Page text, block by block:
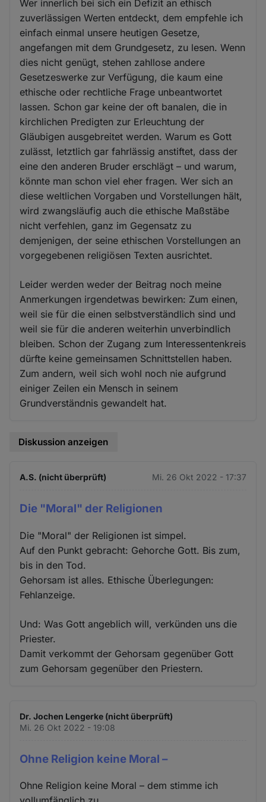
Wer innerlich bei sich ein Defizit an ethisch
zuverlässigen Werten entdeckt, dem empfehle ich
einfach einmal unsere heutigen Gesetze,
angefangen mit dem Grundgesetz, zu lesen. Wenn
dies nicht genügt, stehen zahllose andere
Gesetzeswerke zur Verfügung, die kaum eine
ethische oder rechtliche Frage unbeantwortet
lassen. Schon gar keine der oft banalen, die in
kirchlichen Predigten zur Erleuchtung der
Gläubigen ausgebreitet werden. Warum es Gott
zulässt, letztlich gar fahrlässig anstiftet, dass der
eine den anderen Bruder erschlägt – und warum,
könnte man schon viel eher fragen. Wer sich an
diese weltlichen Vorgaben und Vorstellungen hält,
wird zwangsläufig auch die ethische Maßstäbe
nicht verfehlen, ganz im Gegensatz zu
demjenigen, der seine ethischen Vorstellungen an
vorgegebenen religiösen Texten ausrichtet.
Leider werden weder der Beitrag noch meine
Anmerkungen irgendetwas bewirken: Zum einen,
weil sie für die einen selbstverständlich sind und
weil sie für die anderen weiterhin unverbindlich
bleiben. Schon der Zugang zum Interessentenkreis
dürfte keine gemeinsamen Schnittstellen haben.
Zum andern, weil sich wohl noch nie aufgrund
einiger Zeilen ein Mensch in seinem
Grundverständnis gewandelt hat.
Diskussion anzeigen
A.S. (nicht überprüft) Mi. 26 Okt 2022 - 17:37
Die "Moral" der Religionen
Die "Moral" der Religionen ist simpel.
Auf den Punkt gebracht: Gehorche Gott. Bis zum,
bis in den Tod.
Gehorsam ist alles. Ethische Überlegungen:
Fehlanzeige.
Und: Was Gott angeblich will, verkünden uns die
Priester.
Damit verkommt der Gehorsam gegenüber Gott
zum Gehorsam gegenüber den Priestern.
Dr. Jochen Lengerke (nicht überprüft)
Mi. 26 Okt 2022 - 19:08
Ohne Religion keine Moral –
Ohne Religion keine Moral – dem stimme ich